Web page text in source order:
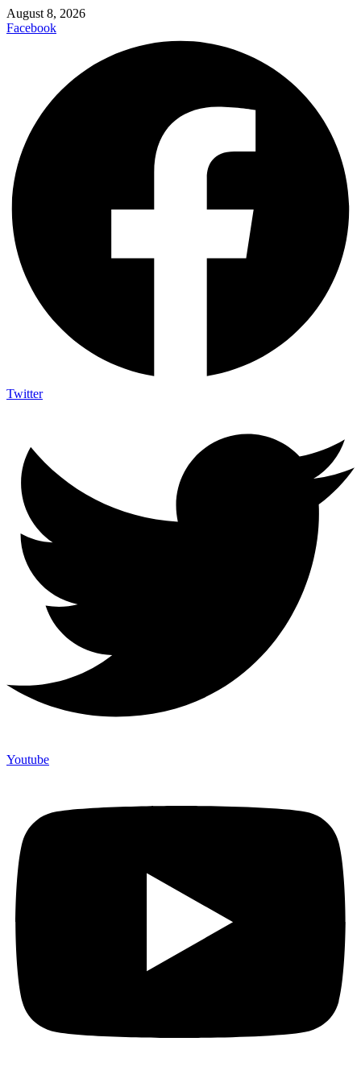
August 8, 2026
Facebook
Twitter
Youtube